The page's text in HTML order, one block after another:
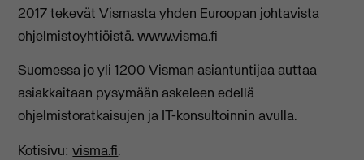
2017 tekevät Vismasta yhden Euroopan johtavista
ohjelmistoyhtiöistä. www.visma.fi
Suomessa jo yli 1200 Visman asiantuntijaa auttaa
asiakkaitaan pysymään askeleen edellä
ohjelmistoratkaisujen ja IT-konsultoinnin avulla.
Kotisivu:visma.fi.